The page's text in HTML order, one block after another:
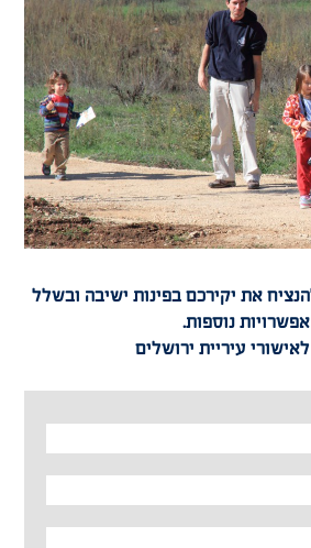
את יקירכם בפינות ישיבה ובשלל
אפשרויות נוספות.
עיריית ירושלים